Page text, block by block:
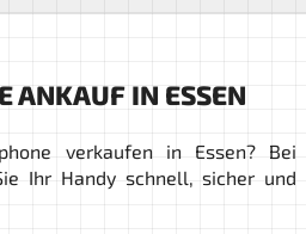
ANKAUF IN ESSEN
verkaufen in Essen? Bei
Ihr Handy schnell, sicher und